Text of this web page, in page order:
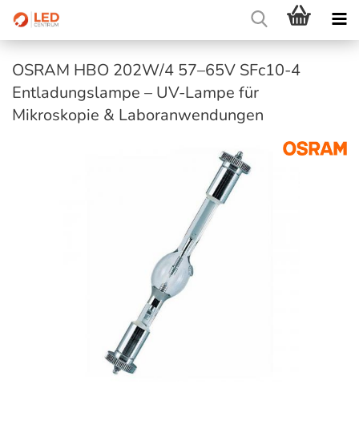
OSRAM HBO 202W/4 57–65V SFc10-4
Entladungslampe – UV-Lampe für
Mikroskopie & Laboranwendungen